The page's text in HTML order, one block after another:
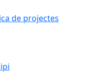
de projectes